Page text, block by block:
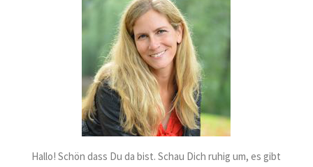
Hallo! Schön dass Du da bist. Schau Dich ruhig um, es gibt